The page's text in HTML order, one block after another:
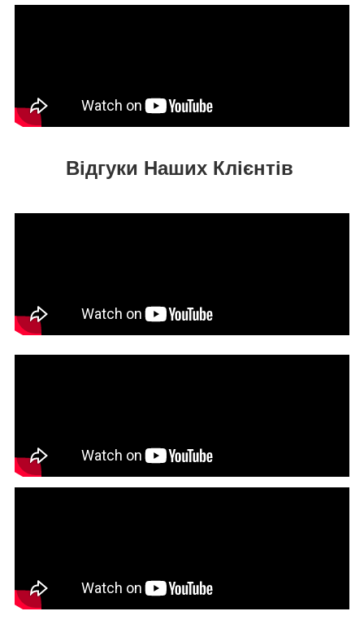
Відгуки Наших Клієнтів